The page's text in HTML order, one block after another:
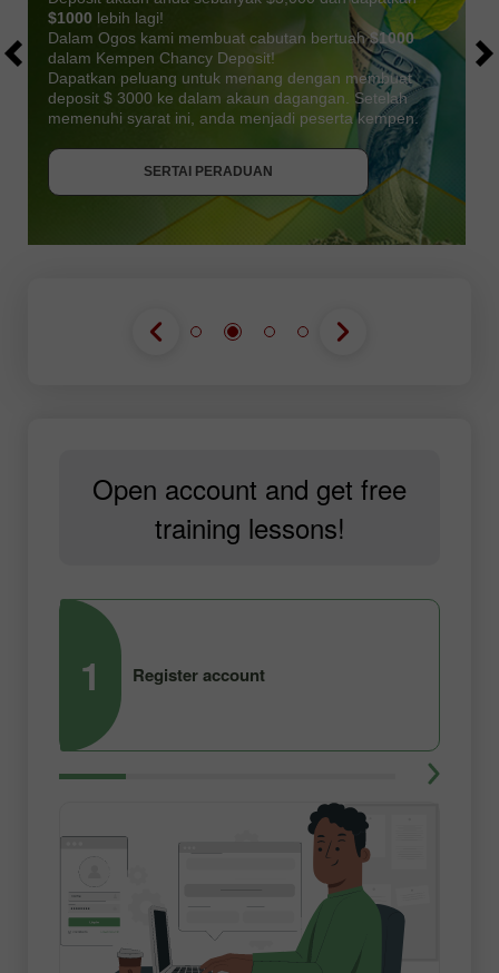
SERTAI PERADUAN
$1000 lebih lagi!
Dalam Ogos kami membuat cabutan bertuah$1000
dalam Kempen Chancy Deposit!
Dapatkan peluang untuk menang dengan membuat
deposit $ 3000 ke dalam akaun dagangan. Setelah
memenuhi syarat ini, anda menjadi peserta kempen.
SERTAI PERADUAN
SERTAI PERADUAN
DAPATKAN BONUS
Open account and get free
training lessons!
1 Register account